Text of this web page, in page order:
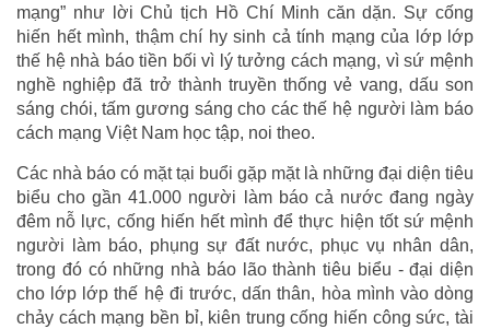
mạng” như lời Chủ tịch Hồ Chí Minh căn dặn. Sự cống
hiến hết mình, thậm chí hy sinh cả tính mạng của lớp lớp
thế hệ nhà báo tiền bối vì lý tưởng cách mạng, vì sứ mệnh
nghề nghiệp đã trở thành truyền thống vẻ vang, dấu son
sáng chói, tấm gương sáng cho các thế hệ người làm báo
cách mạng Việt Nam học tập, noi theo.
Các nhà báo có mặt tại buổi gặp mặt là những đại diện tiêu
biểu cho gần 41.000 người làm báo cả nước đang ngày
đêm nỗ lực, cống hiến hết mình để thực hiện tốt sứ mệnh
người làm báo, phụng sự đất nước, phục vụ nhân dân,
trong đó có những nhà báo lão thành tiêu biểu - đại diện
cho lớp lớp thế hệ đi trước, dấn thân, hòa mình vào dòng
chảy cách mạng bền bỉ, kiên trung cống hiến công sức, tài